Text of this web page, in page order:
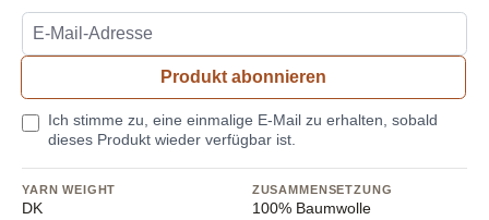
Produkt abonnieren
Ich stimme zu, eine einmalige E-Mail zu erhalten, sobald
dieses Produkt wieder verfügbar ist.
YARN WEIGHT
DK
ZUSAMMENSETZUNG
100% Baumwolle